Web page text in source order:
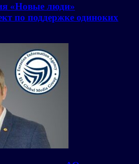
«Новые люди»
по поддержке одиноких